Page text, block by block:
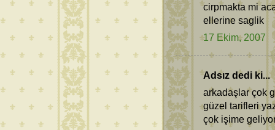
cirpmakta mi
ellerine saglik
17 Ekim, 2007
Adsız dedi ki...
arkadaşlar çok
güzel tarifleri
çok işime